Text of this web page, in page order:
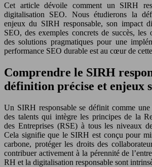
Cet article dévoile comment un SIRH
digitalisation SEO. Nous étudierons la
enjeux du SIRH responsable, son impact
SEO, des exemples concrets de succès, les
des solutions pragmatiques pour une
performance SEO durable est au cœur de
Comprendre le SIRH
définition précise et enjeux
Un SIRH responsable se définit comme une
des talents qui intègre les principes de la
des Entreprises (RSE) à tous les niveaux
Cela signifie que le SIRH est conçu pour
carbone, protéger les droits des
contribuer activement à la pérennité de
RH et la digitalisation responsable sont